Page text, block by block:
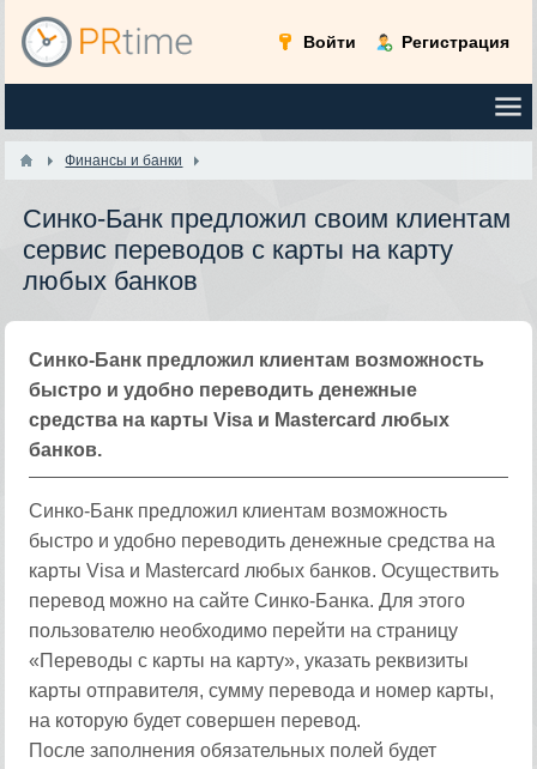
Войти Регистрация
Финансы и банки
Синко-Банк предложил своим клиентам
сервис переводов с карты на карту
любых банков
Синко-Банк предложил клиентам возможность
быстро и удобно переводить денежные
средства на карты Visa и Mastercard любых
банков.
Синко-Банк предложил клиентам возможность
быстро и удобно переводить денежные средства на
карты Visa и Mastercard любых банков. Осуществить
перевод можно на сайте Синко-Банка. Для этого
пользователю необходимо перейти на страницу
«Переводы с карты на карту», указать реквизиты
карты отправителя, сумму перевода и номер карты,
на которую будет совершен перевод.
После заполнения обязательных полей будет